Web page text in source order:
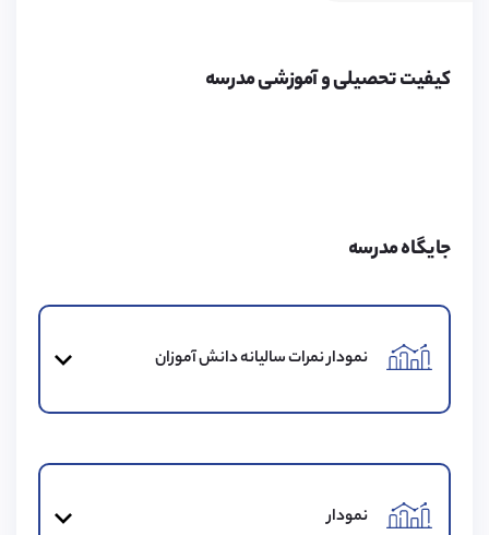
را انجام می‌دهد. لطفا برای کسب اطلاعات بیشتر به لینک زیر
که از جمله آن‌ها می‌توان به هزینه محل اقامت، سه وعده
کرد.
محیط مدرسه
25 هکتار از محوطه این مدرسه به زمین‌های ورزشی مختلف
کیفیت تحصیلی و آموزشی مدرسه
جایگاه مدرسه
نمودار نمرات سالیانه دانش آموزان
نمودار